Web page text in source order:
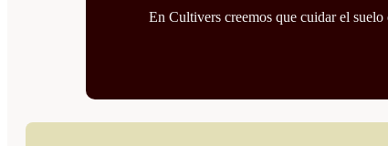
En Cultivers creemos que cuidar el